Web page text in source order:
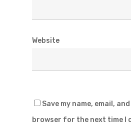
Website
Save my name, email,
browser for the next time I